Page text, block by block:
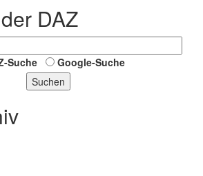
DAZ
Suche
Google-Suche
Suchen